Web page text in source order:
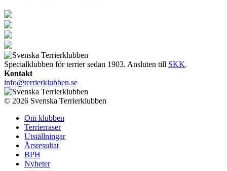
Specialklubben för terrier sedan 1903. Ansluten till SKK.
Kontakt
info@terrierklubben.se
© 2026 Svenska Terrierklubben
Om klubben
Terrierraser
Utställningar
Årsresultat
BPH
Nyheter